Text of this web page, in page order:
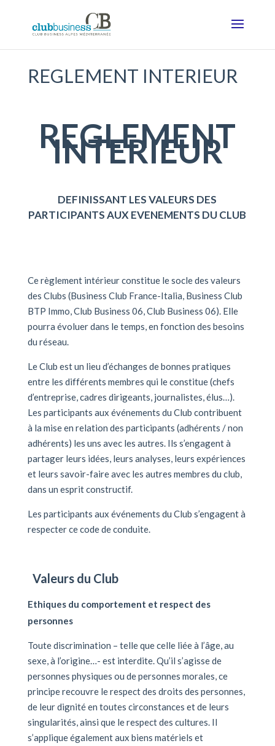
REGLEMENT INTERIEUR
REGLEMENT
INTERIEUR
DEFINISSANT LES VALEURS DES
PARTICIPANTS AUX EVENEMENTS DU CLUB
Ce règlement intérieur constitue le socle des valeurs
des Clubs (Business Club France-Italia, Business Club
BTP Immo, Club Business 06, Club Business 06). Elle
pourra évoluer dans le temps, en fonction des besoins
du réseau.
Le Club est un lieu d’échanges de bonnes pratiques
entre les différents membres qui le constitue (chefs
d’entreprise, cadres dirigeants, journalistes, élus…).
Les participants aux événements du Club contribuent
à la mise en relation des participants (adhérents / non
adhérents) les uns avec les autres. Ils s’engagent à
partager leurs idées, leurs analyses, leurs expériences
et leurs savoir-faire avec les autres membres du club,
dans un esprit constructif.
Les participants aux événements du Club s’engagent à
respecter ce code de conduite.
Valeurs du Club
Ethiques du comportement et respect des
personnes
Toute discrimination – telle que celle liée à l’âge, au
sexe, à l’origine…- est interdite. Qu’il s’agisse de
personnes physiques ou de personnes morales, ce
principe recouvre le respect des droits des personnes,
de leur dignité en toutes circonstances et de leurs
singularités, ainsi que le respect des cultures. Il
s’applique également aux biens matériels et